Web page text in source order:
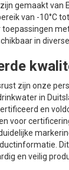
gemaakt van
van -10°C
in
zijn onze
in
en
voor
en veilig